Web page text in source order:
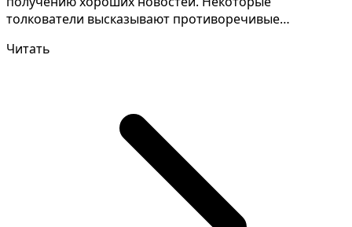
толкователи высказывают противоречивые
Читать